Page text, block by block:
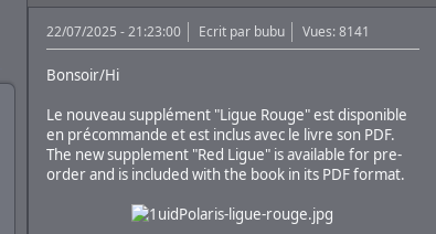
22/07/2025 - 21:23:00 Ecrit par bubu Vues: 8141
Bonsoir/Hi
Le nouveau supplément "Ligue Rouge" est disponible
en précommande et est inclus avec le livre son PDF.
The new supplement "Red Ligue" is available for pre-
order and is included with the book in its PDF format.